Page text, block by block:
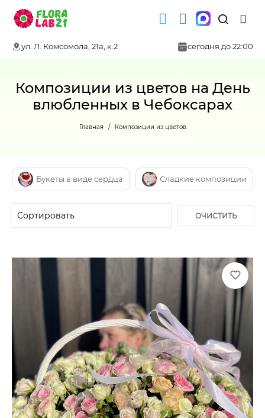
ул. Л. Комсомола, 21а, к.2 сегодня до 22:00
Композиции из цветов на День
влюбленных в Чебоксарах
Главная Композиции из цветов
Букеты в виде сердца Сладкие композиции
ОЧИСТИТЬ